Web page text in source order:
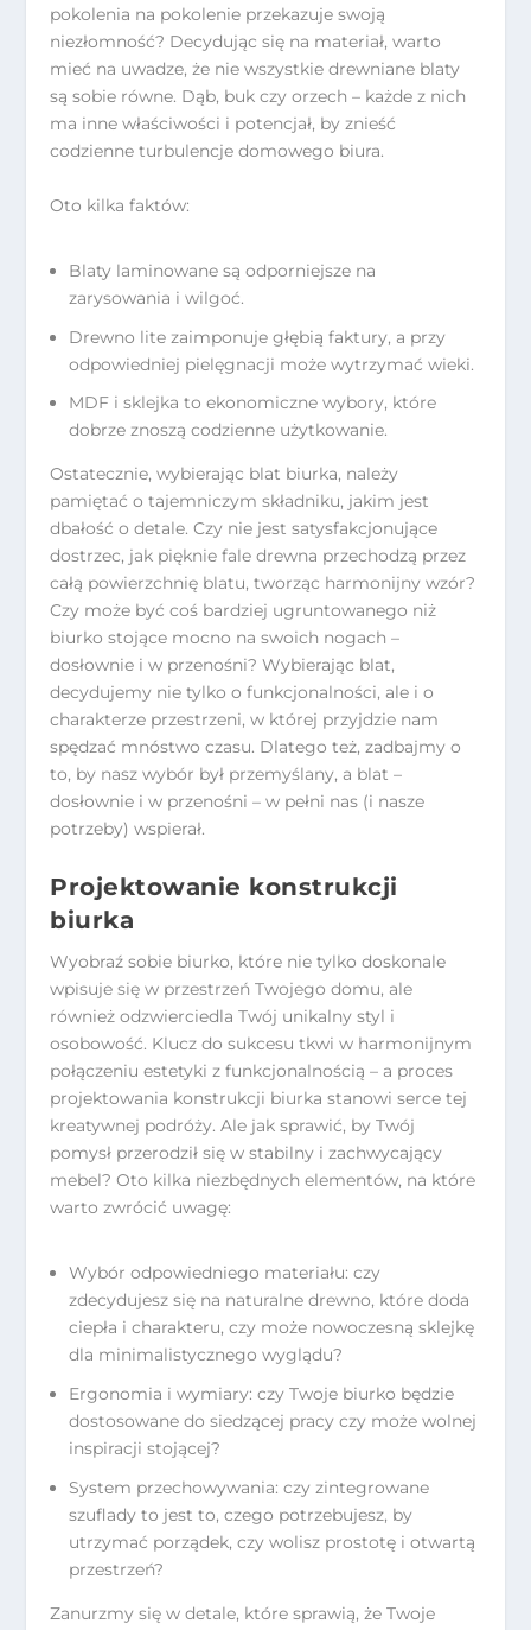
pokolenia na pokolenie przekazuje swoją
niezłomność? Decydując się na materiał, warto
mieć na uwadze, że nie wszystkie drewniane blaty
są sobie równe. Dąb, buk czy orzech – każde z nich
ma inne właściwości i potencjał, by znieść
codzienne turbulencje domowego biura.
Oto kilka faktów:
Blaty laminowane są odporniejsze na
zarysowania i wilgoć.
Drewno lite zaimponuje głębią faktury, a przy
odpowiedniej pielęgnacji może wytrzymać wieki.
MDF i sklejka to ekonomiczne wybory, które
dobrze znoszą codzienne użytkowanie.
Ostatecznie, wybierając blat biurka, należy
pamiętać o tajemniczym składniku, jakim jest
dbałość o detale. Czy nie jest satysfakcjonujące
dostrzec, jak pięknie fale drewna przechodzą przez
całą powierzchnię blatu, tworząc harmonijny wzór?
Czy może być coś bardziej ugruntowanego niż
biurko stojące mocno na swoich nogach –
dosłownie i w przenośni? Wybierając blat,
decydujemy nie tylko o funkcjonalności, ale i o
charakterze przestrzeni, w której przyjdzie nam
spędzać mnóstwo czasu. Dlatego też, zadbajmy o
to, by nasz wybór był przemyślany, a blat –
dosłownie i w przenośni – w pełni nas (i nasze
potrzeby) wspierał.
Projektowanie konstrukcji
biurka
Wyobraź sobie biurko, które nie tylko doskonale
wpisuje się w przestrzeń Twojego domu, ale
również odzwierciedla Twój unikalny styl i
osobowość. Klucz do sukcesu tkwi w harmonijnym
połączeniu estetyki z funkcjonalnością – a proces
projektowania konstrukcji biurka stanowi serce tej
kreatywnej podróży. Ale jak sprawić, by Twój
pomysł przerodził się w stabilny i zachwycający
mebel? Oto kilka niezbędnych elementów, na które
warto zwrócić uwagę:
Wybór odpowiedniego materiału: czy
zdecydujesz się na naturalne drewno, które doda
ciepła i charakteru, czy może nowoczesną sklejkę
dla minimalistycznego wyglądu?
Ergonomia i wymiary: czy Twoje biurko będzie
dostosowane do siedzącej pracy czy może wolnej
inspiracji stojącej?
System przechowywania: czy zintegrowane
szuflady to jest to, czego potrzebujesz, by
utrzymać porządek, czy wolisz prostotę i otwartą
przestrzeń?
Zanurzmy się w detale, które sprawią, że Twoje